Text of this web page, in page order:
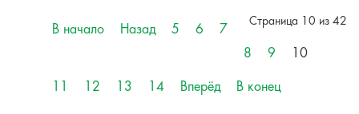
Страница 10 из 42
В начало Назад 5 6
7
8
9 10
12 13 14 Вперёд В конец